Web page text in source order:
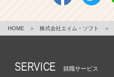
HOME ＞ 株式会社エイム・ソフト ＞
SERVICE 就職サービス